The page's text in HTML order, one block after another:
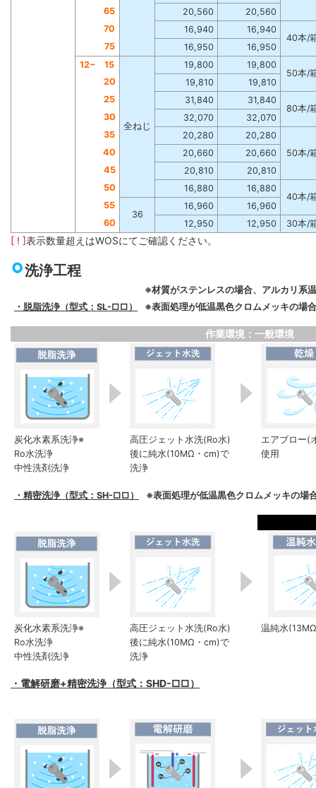
65
20,560
20,560
70
16,940
16,940
40本/
75
16,950
16,950
12−
15
全ねじ
19,800
19,800
50本/
20
19,810
19,810
25
31,840
31,840
80本/
30
32,070
32,070
35
20,280
20,280
50本/
40 20,660
20,660
45
20,810
20,810
50
16,880
16,880
40本/
55
36
16,960
16,960
60
12,950 12,950 30本/
[ ! ]表示数量超えはWOSにてご確認ください。
洗浄工程
※材質がステンレスの場合、アルカリ系
・脱脂洗浄（型式：SL-□□）
※表面処理が低温黒色クロムメッキの場
作業環境：一般環境
炭化水素系洗浄※
Ro水洗浄
中性洗剤洗浄
高圧ジェット水洗(Ro水)
後に純水(10MΩ・cm)で
洗浄
エアブロー(
使用
・精密洗浄（型式：SH-□□） ※表面処理が低温黒色クロムメッキの場
炭化水素系洗浄※
Ro水洗浄
中性洗剤洗浄
高圧ジェット水洗(Ro水)
後に純水(10MΩ・cm)で
洗浄
温純水
・電解研磨+精密洗浄（型式：SHD-□□）